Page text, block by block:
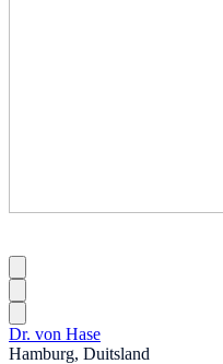
Dr. von Hase
Hamburg, Duitsland